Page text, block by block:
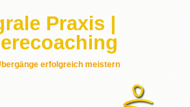
Praxis |
erfolgreich meistern